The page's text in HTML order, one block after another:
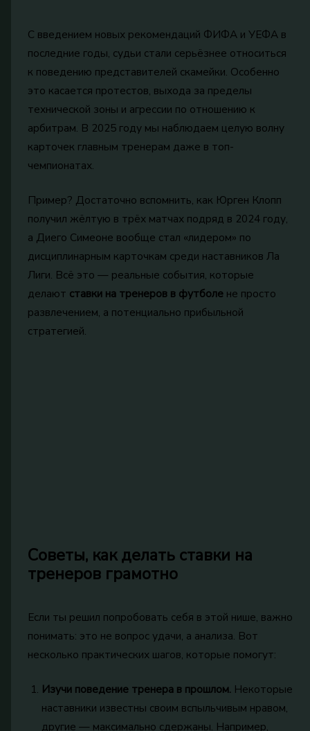
С введением новых рекомендаций ФИФА и УЕФА в
последние годы, судьи стали серьёзнее относиться
к поведению представителей скамейки. Особенно
это касается протестов, выхода за пределы
технической зоны и агрессии по отношению к
арбитрам. В 2025 году мы наблюдаем целую волну
карточек главным тренерам даже в топ-
чемпионатах.
Пример? Достаточно вспомнить, как Юрген Клопп
получил жёлтую в трёх матчах подряд в 2024 году,
а Диего Симеоне вообще стал «лидером» по
дисциплинарным карточкам среди наставников Ла
Лиги. Всё это — реальные события, которые
делают ставки на тренеров в футболе не просто
развлечением, а потенциально прибыльной
стратегией.
Советы, как делать ставки на
тренеров грамотно
Если ты решил попробовать себя в этой нише, важно
понимать: это не вопрос удачи, а анализа. Вот
несколько практических шагов, которые помогут:
Изучи поведение тренера в прошлом. Некоторые
наставники известны своим вспыльчивым нравом,
другие — максимально сдержаны. Например,